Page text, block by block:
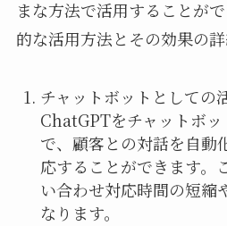
まな方法で活用することが
的な活用方法とその効果の詳
チャットボットとしての
ChatGPTをチャットボ
で、顧客との対話を自動
応することができます。
い合わせ対応時間の短縮
なります。